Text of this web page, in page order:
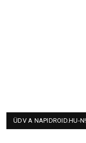
ÜDV A NAPIDROID.HU-N!